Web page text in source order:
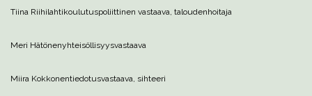
Tiina Riihilahtikoulutuspoliittinen vastaava, taloudenhoitaja
Meri Hätönenyhteisöllisyysvastaava
Miira Kokkonentiedotusvastaava, sihteeri